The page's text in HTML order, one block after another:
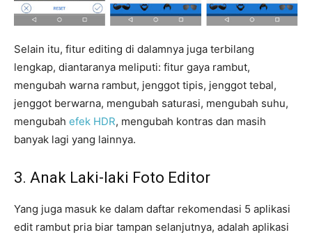
Selain itu, fitur editing di dalamnya juga terbilang
lengkap, diantaranya meliputi: fitur gaya rambut,
mengubah warna rambut, jenggot tipis, jenggot tebal,
jenggot berwarna, mengubah saturasi, mengubah suhu,
mengubah efek HDR, mengubah kontras dan masih
banyak lagi yang lainnya.
3. Anak Laki-laki Foto Editor
Yang juga masuk ke dalam daftar rekomendasi 5 aplikasi
edit rambut pria biar tampan selanjutnya, adalah aplikasi